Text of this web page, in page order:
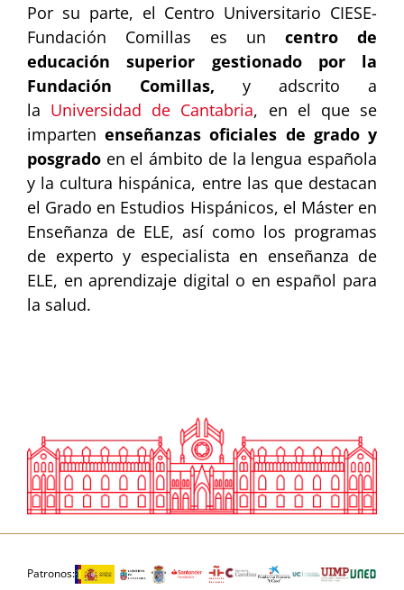
Por su parte, el Centro Universitario CIESE-
Fundación Comillas es un centro de
educación superior gestionado por la
Fundación Comillas, y adscrito a
la Universidad de Cantabria, en el que se
impartenenseñanzas oficiales de grado y
posgrado en el ámbito de la lengua española
y la cultura hispánica, entre las que destacan
el Grado en Estudios Hispánicos, el Máster en
Enseñanza de ELE, así como los programas
de experto y especialista en enseñanza de
ELE, en aprendizaje digital o en español para
la salud.
Patronos: